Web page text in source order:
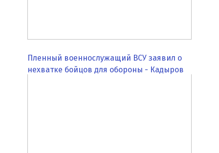
Пленный военнослужащий ВСУ заявил о
нехватке бойцов для обороны - Кадыров